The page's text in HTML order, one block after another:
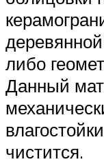
либо
Данный
чистится.